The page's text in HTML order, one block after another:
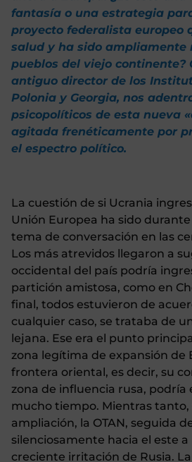
fantasía o una estrategia
proyecto federalista europeo
salud y ha sido ampliamente
pueblos del viejo continente?
antiguo director de los
Polonia y Georgia, nos
psicopolíticos de esta nueva
agitada frenéticamente por
el espectro político.
La cuestión de si Ucrania
Unión Europea ha sido
tema de conversación en las
Los más atrevidos llegaron a
occidental del país podría
partición amistosa, como en
final, todos estuvieron de
cualquier caso, se trataba de
lejana. Ese era el punto
zona legítima de expansión de
frontera oriental, es decir, su
zona de influencia rusa, podría
mucho tiempo. Mientras
ampliación, la OTAN, seguida
silenciosamente hacia el este a
creciente irritación de Rusia.